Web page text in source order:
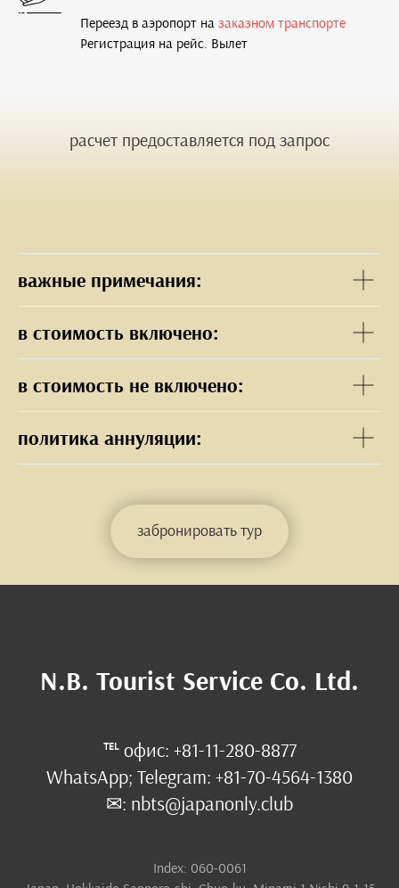
Переезд в аэропорт на заказном транспорте
Регистрация на рейс. Вылет
расчет предоставляется под запрос
важные примечания:
в стоимость включено:
в стоимость не включено:
политика аннуляции:
забронировать тур
N.B. Tourist Service Co. Ltd.
℡ офис: +81-11-280-8877
WhatsApp; Telegram: +81-70-4564-1380
✉: nbts@japanonly.club
Index: 060-0061